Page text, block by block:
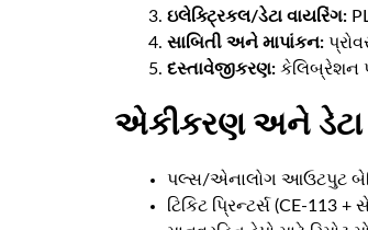
ઇલેક્ટ્રિકલ/ડેટા વાયરિંગ:
સાબિતી અને માપાંકન:
દસ્તાવેજીકરણ: કેલિબ્રેશન
એકીકરણ અને
પલ્સ/એનાલોગ આઉટપુટ
ટિકિટ પ્રિન્ટર્સ (CE-113